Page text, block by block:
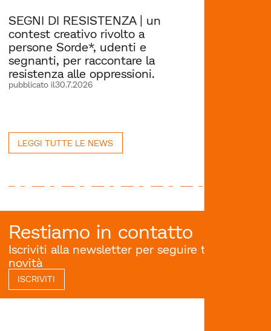
SEGNI DI RESISTENZA | un
contest creativo rivolto a
persone Sorde*, udenti e
segnanti, per raccontare la
resistenza alle oppressioni.
pubblicato il30.7.2026
LEGGI TUTTE LE NEWS
Restiamo in contatto
Iscriviti alla newsletter per seguire tutte le
novità
ISCRIVITI